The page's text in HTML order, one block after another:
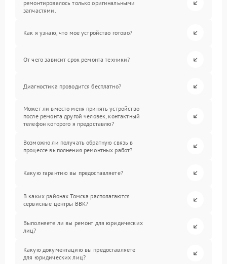
ремонтировалось только оригинальными
запчастями.
Как я узнаю, что мое устройство готово?
От чего зависит срок ремонта техники?
Диагностика проводится бесплатно?
Может ли вместо меня принять устройство
после ремонта другой человек, контактный
телефон которого я предоставлю?
Возможно ли получать обратную связь в
процессе выполнения ремонтных работ?
Какую гарантию вы предоставляете?
В каких районах Томска располагаются
сервисные центры BBK?
Выполняете ли вы ремонт для юридических
лиц?
Какую документацию вы предоставляете
для юридических лиц?